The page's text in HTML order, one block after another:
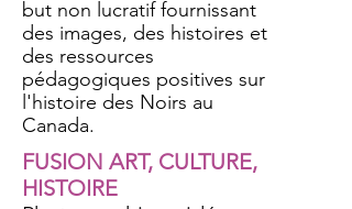
but non lucratif fournissant
des images, des histoires et
des ressources
pédagogiques positives sur
l'histoire des Noirs au
Canada.
FUSION ART, CULTURE,
HISTOIRE